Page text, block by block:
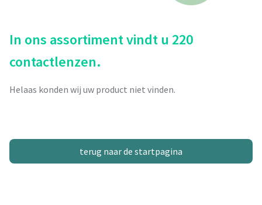
In ons assortiment vindt u 220
contactlenzen.
Helaas konden wij uw product niet vinden.
terug naar de startpagina